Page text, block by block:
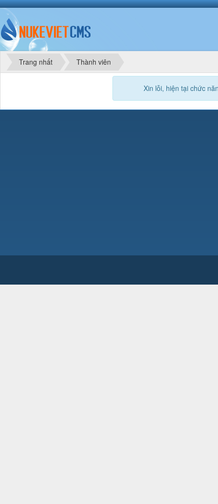
Trang nhất Thành viên
Xin lỗi, hiện tại chức